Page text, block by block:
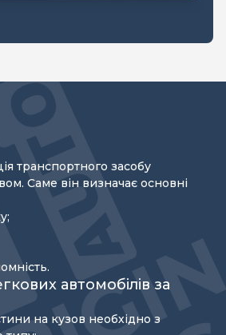
транспортного засобу
Саме він визначає основні
автомобілів за
на кузов необхідно з